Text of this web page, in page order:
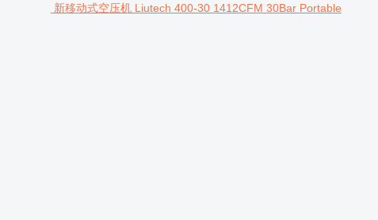
新移动式空压机 Liutech 400-30 1412CFM 30Bar Portable